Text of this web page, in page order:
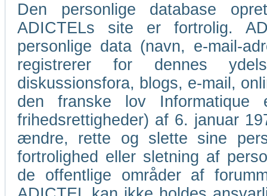
Den personlige database
ADICTELs site er fortrolig.
personlige data (navn, e-mail-
registrerer for dennes
diskussionsfora, blogs, e-mail,
den franske lov Informatique
frihedsrettigheder) af 6. januar
ændre, rette og slette sine
fortrolighed eller sletning af
de offentlige områder af